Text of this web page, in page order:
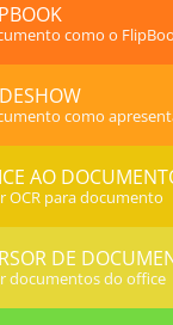
como o
como
AO
OCR para documento
DE
documentos do office